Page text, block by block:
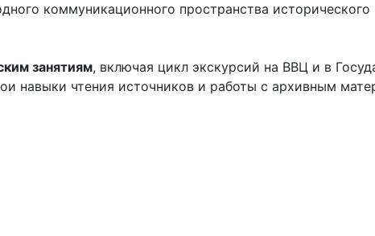
коммуникационного пространства
занятиям, включая цикл экскурсий на ВВЦ и в
навыки чтения источников и работы с архивным